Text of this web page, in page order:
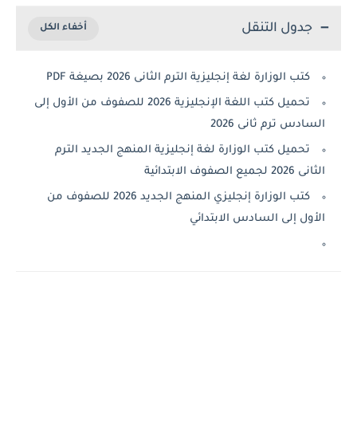
جدول التنقل
كتب الوزارة لغة إنجليزية الترم الثانى 2026 بصيغة PDF
تحميل كتب اللغة الإنجليزية 2026 للصفوف من الأول إلى
السادس ترم ثانى 2026
تحميل كتب الوزارة لغة إنجليزية المنهج الجديد الترم
الثانى 2026 لجميع الصفوف الابتدائية
كتب الوزارة إنجليزي المنهج الجديد 2026 للصفوف من
الأول إلى السادس الابتدائي